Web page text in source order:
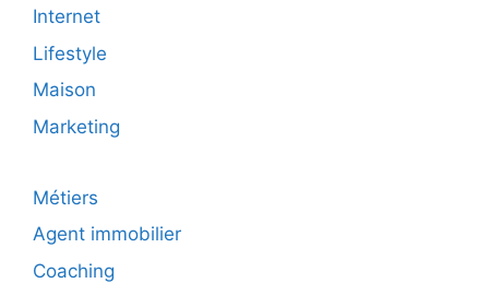
Internet
Lifestyle
Maison
Marketing
Métiers
Agent immobilier
Coaching